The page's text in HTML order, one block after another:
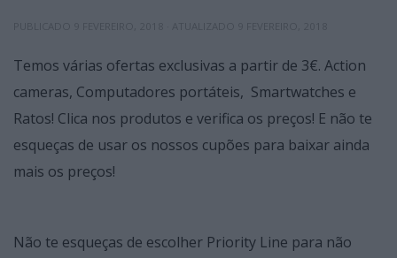
Temos várias ofertas exclusivas a partir de 3€. Action
cameras, Computadores portáteis, Smartwatches e
Ratos! Clica nos produtos e verifica os preços! E não te
esqueças de usar os nossos cupões para baixar ainda
mais os preços!
Não te esqueças de escolher Priority Line para não